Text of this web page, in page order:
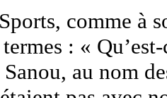
comme à
: «
au nom